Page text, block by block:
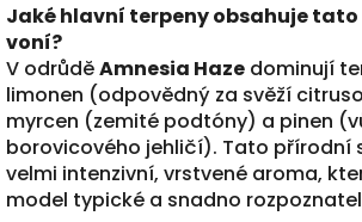
Jaké hlavní terpeny obsahuje
voní?
V odrůděAmnesia Haze dominují
limonen (odpovědný za svěží
myrcen (zemité podtóny) a pinen
borovicového jehličí). Tato přírodní
velmi intenzivní, vrstvené aroma,
model typické a snadno